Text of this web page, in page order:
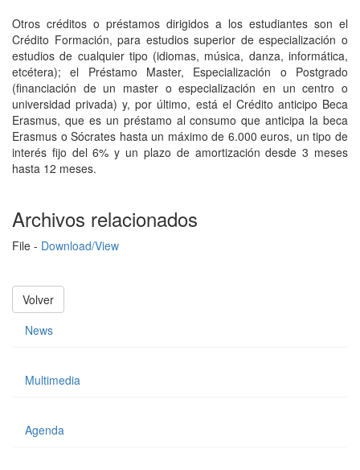
Otros créditos o préstamos dirigidos a los estudiantes son el
Crédito Formación, para estudios superior de especialización o
estudios de cualquier tipo (idiomas, música, danza, informática,
etcétera); el Préstamo Master, Especialización o Postgrado
(financiación de un master o especialización en un centro o
universidad privada) y, por último, está el Crédito anticipo Beca
Erasmus, que es un préstamo al consumo que anticipa la beca
Erasmus o Sócrates hasta un máximo de 6.000 euros, un tipo de
interés fijo del 6% y un plazo de amortización desde 3 meses
hasta 12 meses.
Archivos relacionados
File - Download/View
Volver
News
Multimedia
Agenda